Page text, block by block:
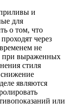
и
для
о том, что
через
не
при выраженных
стиля
являются
или